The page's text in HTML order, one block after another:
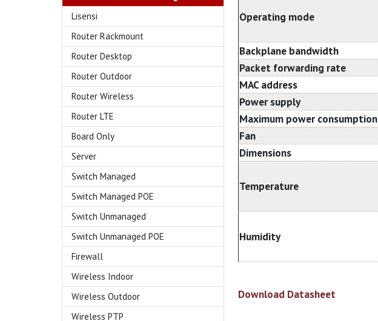
Lisensi
Router Rackmount
Router Desktop
Router Outdoor
Router Wireless
Router LTE
Board Only
Server
Switch Managed
Switch Managed POE
Switch Unmanaged
Switch Unmanaged POE
Firewall
Wireless Indoor
Wireless Outdoor
Wireless PTP
Operating mode
Backplane bandwidth
Packet forwarding rate
MAC address
Power supply
Maximum power consumption
Fan
Dimensions
Temperature
Humidity
Download Datasheet